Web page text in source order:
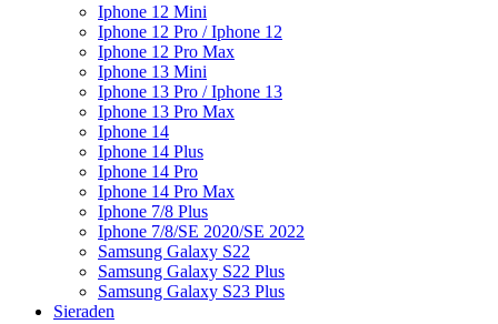
Iphone 12 Mini
Iphone 12 Pro / Iphone 12
Iphone 12 Pro Max
Iphone 13 Mini
Iphone 13 Pro / Iphone 13
Iphone 13 Pro Max
Iphone 14
Iphone 14 Plus
Iphone 14 Pro
Iphone 14 Pro Max
Iphone 7/8 Plus
Iphone 7/8/SE 2020/SE 2022
Samsung Galaxy S22
Samsung Galaxy S22 Plus
Samsung Galaxy S23 Plus
Sieraden